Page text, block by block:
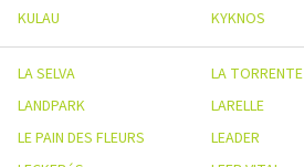
KULAU KYKNOS
LA SELVA
LA TORRENTE
LANDPARK
LARELLE
LE PAIN DES FLEURS
LEADER